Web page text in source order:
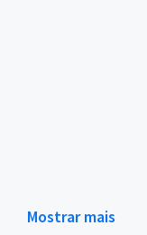
Mostrar mais